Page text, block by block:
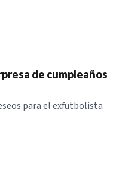
de cumpleaños
para el exfutbolista